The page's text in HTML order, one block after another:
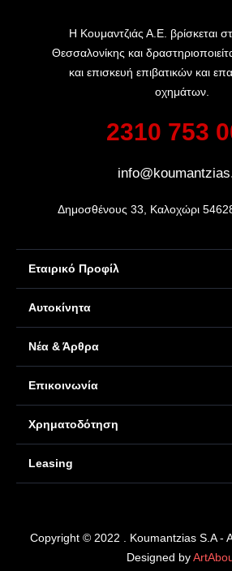
Η Κουμαντζιάς Α.Ε. βρίσκεται
Θεσσαλονίκης και
και επισκευή επιβατικών και
οχημάτων.
2310 753
Δημοσθένους 33, Καλοχώρι
Εταιρικό Προφίλ
Αυτοκίνητα
Νέα & Άρθρα
Επικοινωνία
Χρηματοδότηση
Leasing
Copyright © 2022 . Koumantzias S.A -
Designed by